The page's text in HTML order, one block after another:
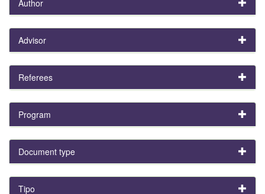
Author
Advisor
Referees
Program
Document type
Tipo